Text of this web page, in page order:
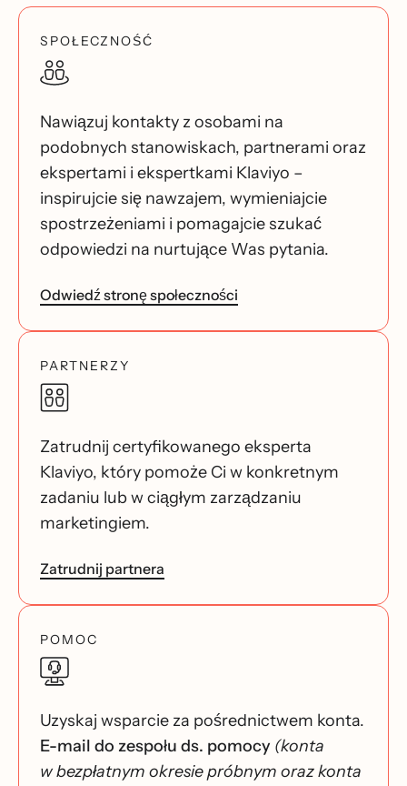
SPOŁECZNOŚĆ
Nawiązuj kontakty z osobami na
podobnych stanowiskach, partnerami oraz
ekspertami i ekspertkami Klaviyo –
inspirujcie się nawzajem, wymieniajcie
spostrzeżeniami i pomagajcie szukać
odpowiedzi na nurtujące Was pytania.
Odwiedź stronę społeczności
PARTNERZY
Zatrudnij certyfikowanego eksperta
Klaviyo, który pomoże Ci w konkretnym
zadaniu lub w ciągłym zarządzaniu
marketingiem.
Zatrudnij partnera
POMOC
Uzyskaj wsparcie za pośrednictwem konta.
E-mail do zespołu ds. pomocy (konta
w bezpłatnym okresie próbnym oraz konta